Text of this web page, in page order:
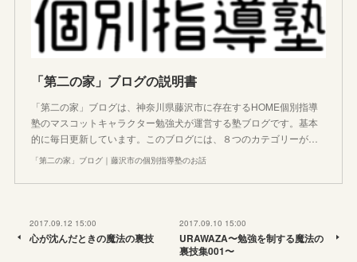
「第二の家」ブログの説明書
「第二の家」ブログは、神奈川県藤沢市に存在するHOME個別指導
塾のマスコットキャラクター勉強犬が運営する塾ブログです。基本
的に毎日更新しています。このブログには、８つのカテゴリーが…
「第二の家」ブログ｜藤沢市の個別指導塾のお話
2017.09.12 15:00
心が沈んだときの魔法の裏技
2017.09.10 15:00
URAWAZA〜勉強を制する魔法の
裏技集001〜